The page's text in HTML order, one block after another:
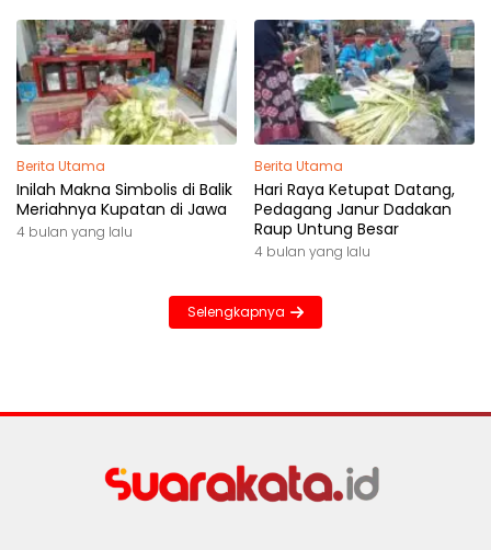
Berita Utama
Inilah Makna Simbolis di Balik
Meriahnya Kupatan di Jawa
4 bulan yang lalu
Berita Utama
Hari Raya Ketupat Datang,
Pedagang Janur Dadakan
Raup Untung Besar
4 bulan yang lalu
Selengkapnya